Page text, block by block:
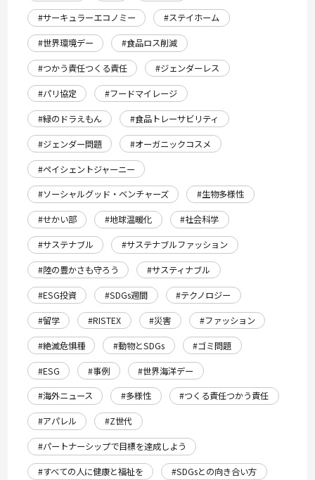
#サーキュラーエコノミー
#ステイホーム
#世界環境デー
#食品ロス削減
#つかう責任つくる責任
#ジェンダーレス
#パリ協定
#フードマイレージ
#緑のドラえもん
#食品トレーサビリティ
#ジェンダー問題
#オーガニックコスメ
#ペイシェントジャーニー
#ソーシャルグッド・ベンチャーズ
#生物多様性
#せかい部
#地球温暖化
#社会科学
#サステナブル
#サステナブルファッション
#陸の豊かさも守ろう
#サスティナブル
#ESG投資
#SDGs週間
#テクノロジー
#留学
#RISTEX #災害
#ファッション
#絶滅危惧種
#動物とSDGs
#ゴミ問題
#ESG
#事例
#世界海洋デー
#海外ニュース
#多様性
#つくる責任つかう責任
#アパレル
#Z世代
#パートナーシップで目標を達成しよう
#すべての人に健康と福祉を
#SDGsとの向き合い方